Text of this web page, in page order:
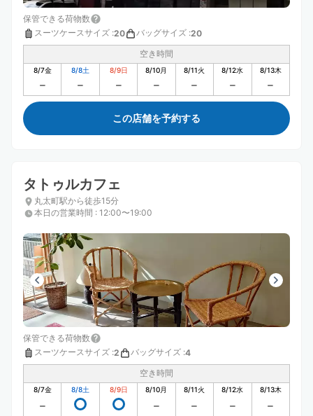
保管できる荷物数
スーツケースサイズ :20 バッグサイズ :20
空き時間
8/7金 8/8土 8/9日 8/10月 8/11火 8/12水 8/13木
この店舗を予約する
タトゥルカフェ
丸太町駅から徒歩15分
本日の営業時間 : 12:00〜19:00
保管できる荷物数
スーツケースサイズ :2 バッグサイズ :4
空き時間
8/7金 8/8土 8/9日 8/10月 8/11火 8/12水 8/13木